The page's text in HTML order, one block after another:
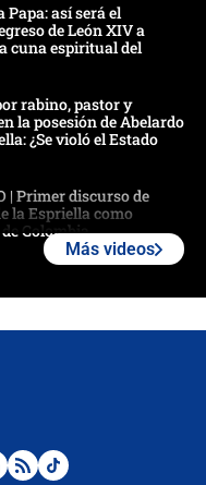
Papa: así será el
de León XIV a
cuna espiritual del
rabino, pastor y
la posesión de Abelardo
¿Se violó el Estado
| Primer discurso de
la Espriella como
Colombia
hasta infecciones:
Más videos